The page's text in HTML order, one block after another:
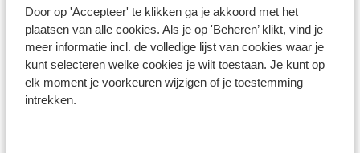
Door op 'Accepteer' te klikken ga je akkoord met het
plaatsen van alle cookies. Als je op 'Beheren’ klikt, vind je
meer informatie incl. de volledige lijst van cookies waar je
kunt selecteren welke cookies je wilt toestaan. Je kunt op
elk moment je voorkeuren wijzigen of je toestemming
intrekken.
Skipas, -les en verhuur
Skipas
Skilessen